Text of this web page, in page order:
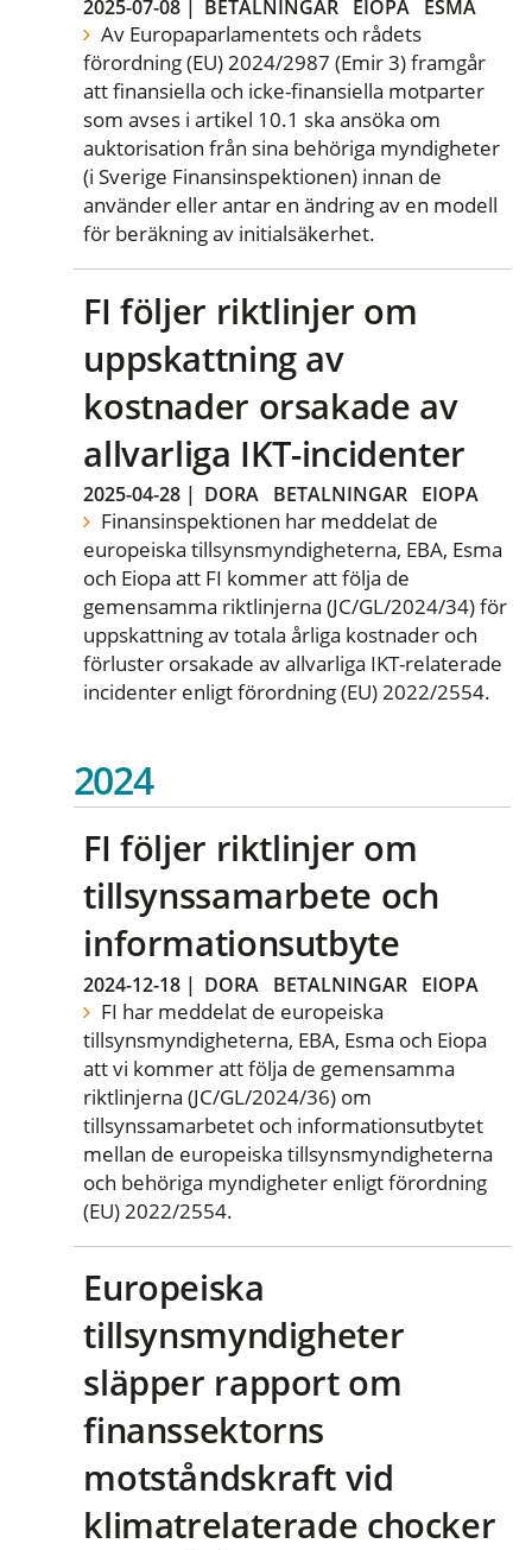
2025-07-08 BETALNINGAR EIOPA ESMA
Av Europaparlamentets och rådets
förordning (EU) 2024/2987 (Emir 3) framgår
att finansiella och icke-finansiella motparter
som avses i artikel 10.1 ska ansöka om
auktorisation från sina behöriga myndigheter
(i Sverige Finansinspektionen) innan de
använder eller antar en ändring av en modell
för beräkning av initialsäkerhet.
FI följer riktlinjer om
uppskattning av
kostnader orsakade av
allvarliga IKT-incidenter
2025-04-28 | DORA BETALNINGAR EIOPA
Finansinspektionen har meddelat de
europeiska tillsynsmyndigheterna, EBA, Esma
och Eiopa att FI kommer att följa de
gemensamma riktlinjerna (JC/GL/2024/34) för
uppskattning av totala årliga kostnader och
förluster orsakade av allvarliga IKT-relaterade
incidenter enligt förordning (EU) 2022/2554.
2024
FI följer riktlinjer om
tillsynssamarbete och
informationsutbyte
2024-12-18 | DORA BETALNINGAR EIOPA
FI har meddelat de europeiska
tillsynsmyndigheterna, EBA, Esma och Eiopa
att vi kommer att följa de gemensamma
riktlinjerna (JC/GL/2024/36) om
tillsynssamarbetet och informationsutbytet
mellan de europeiska tillsynsmyndigheterna
och behöriga myndigheter enligt förordning
(EU) 2022/2554.
Europeiska
tillsynsmyndigheter
släpper rapport om
finanssektorns
motståndskraft vid
klimatrelaterade chocker